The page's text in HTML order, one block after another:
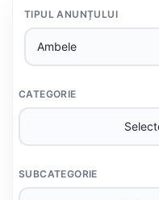
TIPUL ANUNȚULUI
CATEGORIE
SUBCATEGORIE